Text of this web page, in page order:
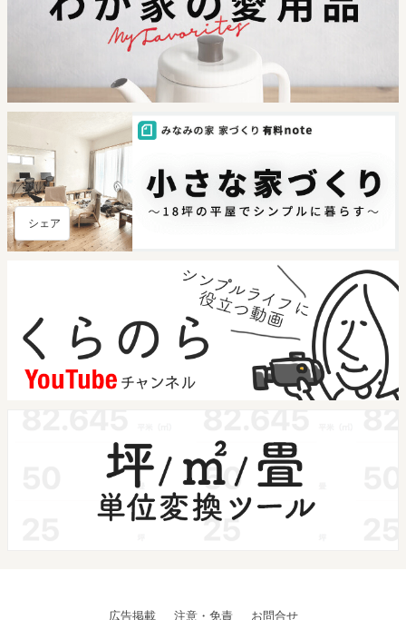
広告掲載 注意・免責 お問合せ
シェア